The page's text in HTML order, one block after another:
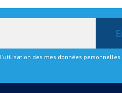
des mes données personnelles.